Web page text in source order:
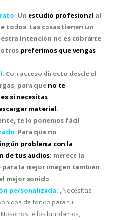
Un estudio profesional al
todos. Las cosas tienen un
intención no es cobrarte
preferimos que vengas
Con acceso directo desde el
para que no te
si necesitas
material.
te lo ponemos fácil
Para que no
problema con la
de tus audios; merece la
para la mejor imagen también
mejor sonido
personalizada: ¿Necesitas
de fondo para tu
te los brindamos,